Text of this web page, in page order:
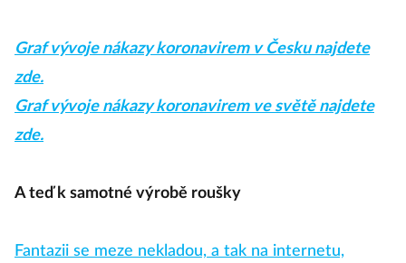
Graf vývoje nákazy koronavirem v Česku najdete
zde.
Graf vývoje nákazy koronavirem ve světě najdete
zde.
A teď k samotné výrobě roušky
Fantazii se meze nekladou, a tak na internetu,